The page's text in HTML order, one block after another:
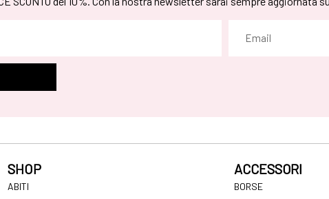
SHOP
ABITI
ACCESSORI
BORSE